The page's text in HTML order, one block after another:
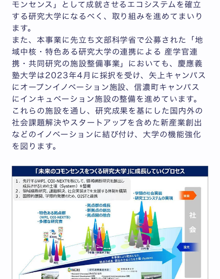
モンセンス」として成就させるエコシステムを確立
する研究大学になるべく、取り組みを進めてまいり
ます。
また、本事業に先立ち文部科学省で公募された「地
域中核・特色ある研究大学の連携による 産学官連
携・共同研究の施設整備事業」においても、慶應義
塾大学は2023年4月に採択を受け、矢上キャンパス
にオープンイノベーション施設、信濃町キャンパス
にインキュベーション施設の整備を進めています。
これらの施設を通し、研究成果を基にした国内外の
社会課題解決やスタートアップを含めた新産業創出
などのイノベーションに結び付け、大学の機能強化
を図ります。